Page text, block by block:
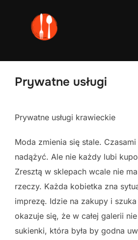
Prywatne usługi
Prywatne usługi krawieckie
Moda zmienia się stale.
nadążyć. Ale nie każdy lubi
Zresztą w sklepach wcale nie
rzeczy. Każda kobietka zna
imprezę. Idzie na zakupy i
okazuje się, że w całej galerii
sukienki, która była by godna